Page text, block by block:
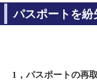
パスポートを紛
1，パスポートの再